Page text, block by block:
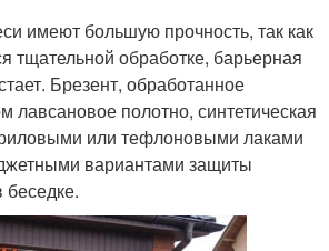
имеют большую прочность, так как
тщательной обработке, барьерная
Брезент, обработанное
лавсановое полотно, синтетическая
или тефлоновыми лаками
вариантами защиты